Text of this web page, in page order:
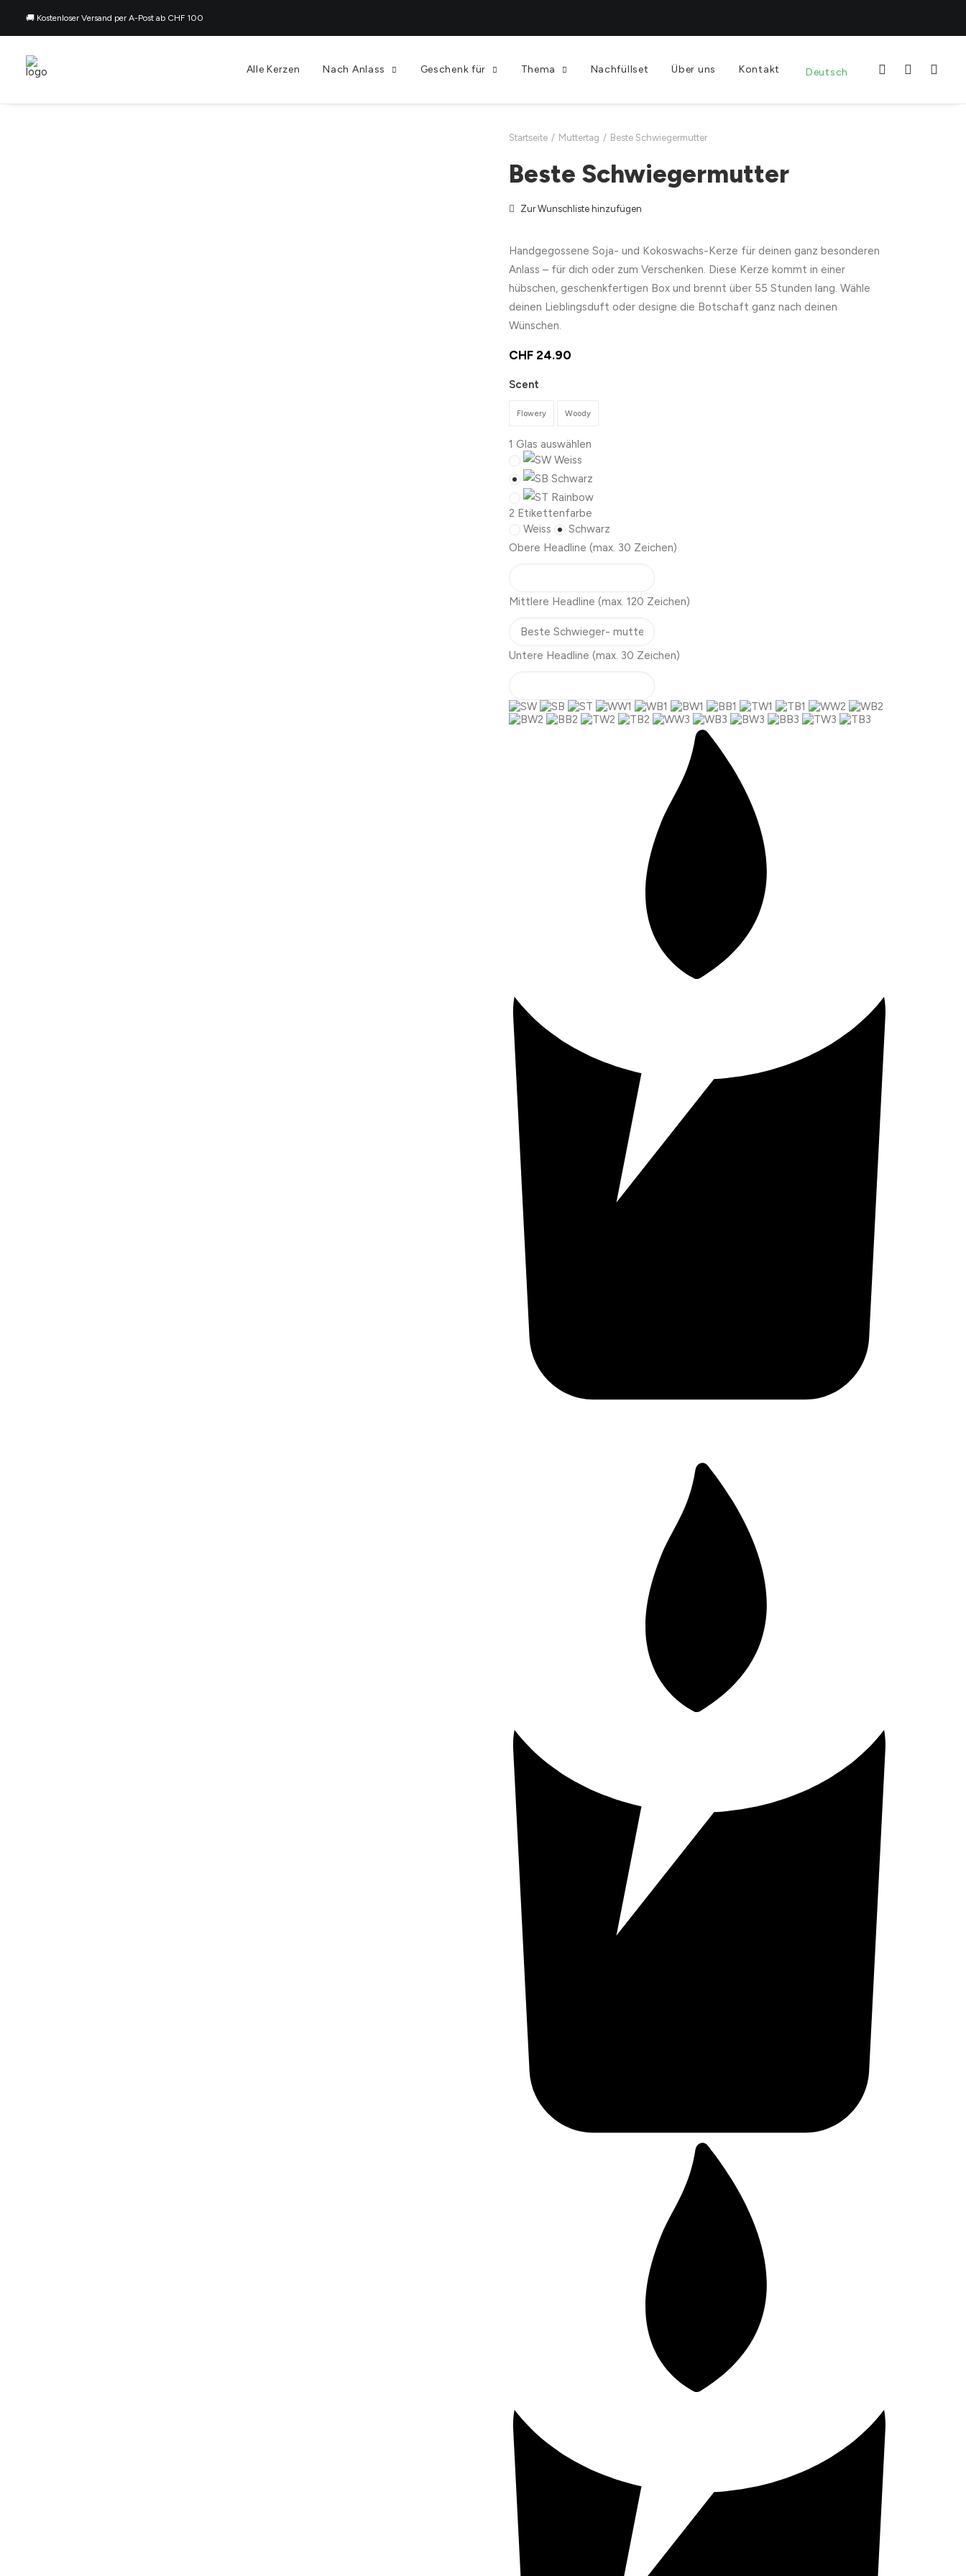
🚚 Kostenloser Versand per A-Post ab CHF 100
Alle Kerzen Nach Anlass Geschenk für Thema Nachfüllset Über uns Kontakt Deutsch
Startseite Muttertag Beste Schwiegermutter
Beste Schwiegermutter
Zur Wunschliste hinzufügen
Handgegossene Soja- und Kokoswachs-Kerze für deinen ganz besonderen
Anlass – für dich oder zum Verschenken. Diese Kerze kommt in einer
hübschen, geschenkfertigen Box und brennt über 55 Stunden lang. Wähle
deinen Lieblingsduft oder designe die Botschaft ganz nach deinen
Wünschen.
CHF 24.90
Scent
Flowery Woody
1 Glas auswählen
Weiss
Schwarz
Rainbow
2 Etikettenfarbe
Weiss
Schwarz
Obere Headline (max. 30 Zeichen)
Mittlere Headline (max. 120 Zeichen)
Untere Headline (max. 30 Zeichen)